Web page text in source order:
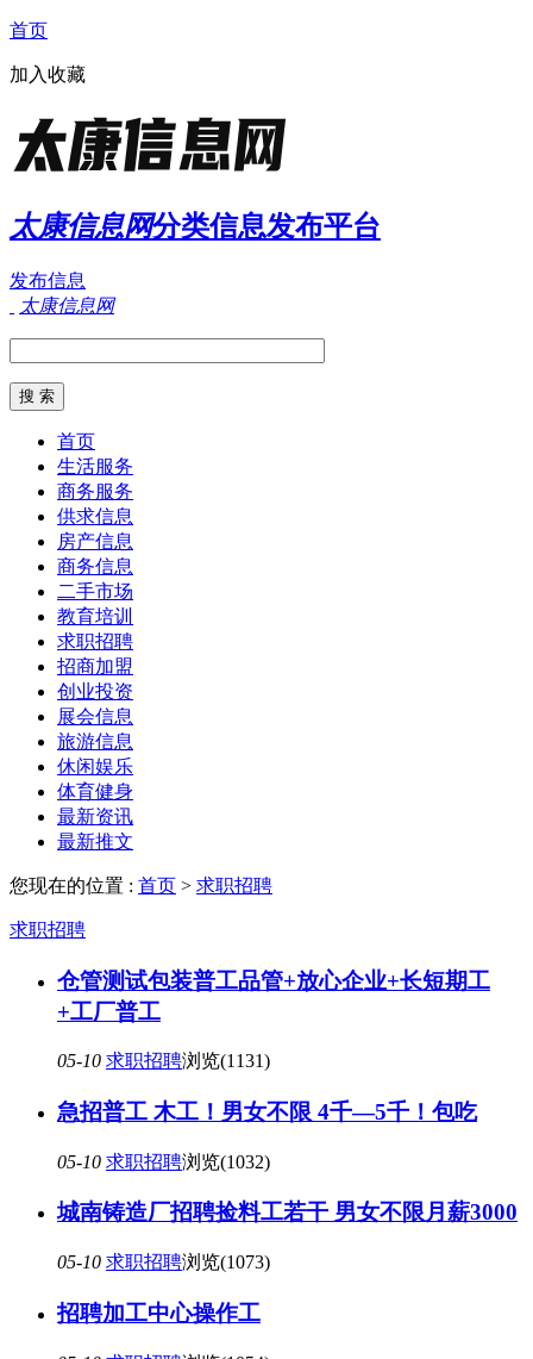
首页
加入收藏
太康信息网分类信息发布平台
发布信息
太康信息网
首页
生活服务
商务服务
供求信息
房产信息
商务信息
二手市场
教育培训
求职招聘
招商加盟
创业投资
展会信息
旅游信息
休闲娱乐
体育健身
最新资讯
最新推文
您现在的位置 : 首页 > 求职招聘
求职招聘
仓管测试包装普工品管+放心企业+长短期工
+工厂普工
05-10 求职招聘浏览(1131)
急招普工 木工！男女不限 4千—5千！包吃
05-10 求职招聘浏览(1032)
城南铸造厂招聘捡料工若干 男女不限月薪3000
05-10 求职招聘浏览(1073)
招聘加工中心操作工